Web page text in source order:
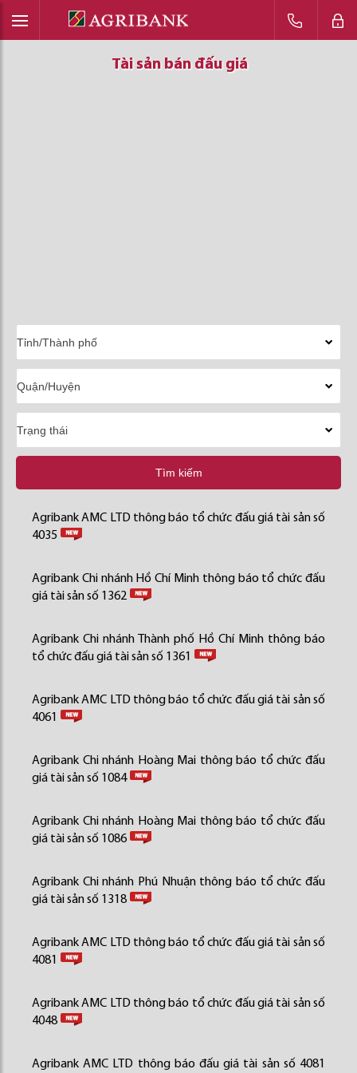
Tài sản bán đấu giá
Tài sản bán đấu giá
Tài sản bán đấu giá
Tìm kiếm
Agribank AMC LTD thông báo tổ chức đấu giá tài sản số
4035
Agribank Chi nhánh Hồ Chí Minh thông báo tổ chức đấu
giá tài sản số 1362
Agribank Chi nhánh Thành phố Hồ Chí Minh thông báo
tổ chức đấu giá tài sản số 1361
Agribank AMC LTD thông báo tổ chức đấu giá tài sản số
4061
Agribank Chi nhánh Hoàng Mai thông báo tổ chức đấu
giá tài sản số 1084
Agribank Chi nhánh Hoàng Mai thông báo tổ chức đấu
giá tài sản số 1086
Agribank Chi nhánh Phú Nhuận thông báo tổ chức đấu
giá tài sản số 1318
Agribank AMC LTD thông báo tổ chức đấu giá tài sản số
4081
Agribank AMC LTD thông báo tổ chức đấu giá tài sản số
4048
Agribank AMC LTD thông báo đấu giá tài sản số 4081